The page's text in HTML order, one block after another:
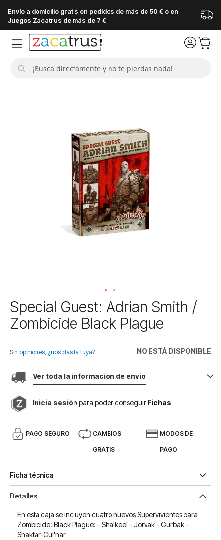
Envío a domicilio gratis en pedidos de más de 50 € o en
Juegos Zacatrus de más de 7 €
Saltar
al
comienzo
galería
imágenes
Special Guest: Adrian Smith /
Zombicide Black Plague
NO ESTÁ DISPONIBLE
Sin opiniones, ¿nos das la tuya?
Ver toda la información de envio
Inicia sesión para poder conseguir Fichas
PAGO SEGURO CAMBIOS
GRATIS
MODOS DE
PAGO
Ficha técnica
Detalles
En esta caja se incluyen cuatro nuevos Supervivientes para
Zombicide: Black Plague: - Sha'keel - Jorvak - Gurbak -
Shaktar-Cul'nar